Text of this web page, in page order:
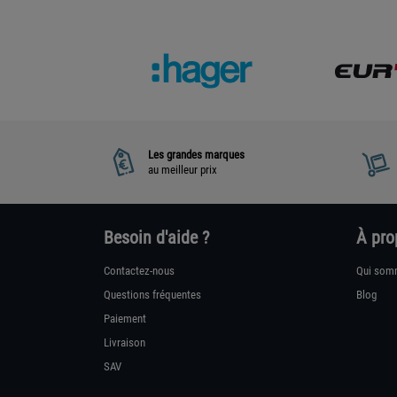
Les grandes marques
au meilleur prix
Besoin d'aide ?
Contactez-nous
Questions fréquentes
Paiement
Livraison
SAV
À
Qui
Blog